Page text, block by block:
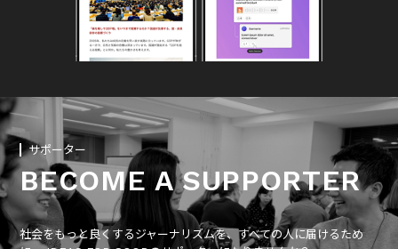
サポーター
BECOME A SUPPORTER
社会をもっと良くするジャーナリズムを、すべての人に届けるため